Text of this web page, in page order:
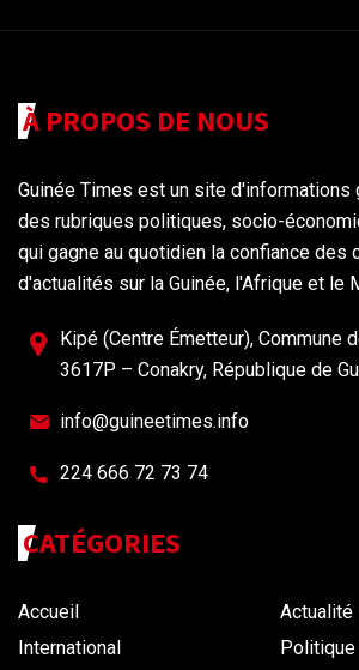
À PROPOS DE NOUS
Guinée Times est un site d'informations
des rubriques politiques, socio-
qui gagne au quotidien la confiance des
d'actualités sur la Guinée, l'Afrique et le
Kipé (Centre Émetteur), Commune
3617P – Conakry, République de
info@guineetimes.info
224 666 72 73 74
CATÉGORIES
Accueil
Actualité
International
Politique